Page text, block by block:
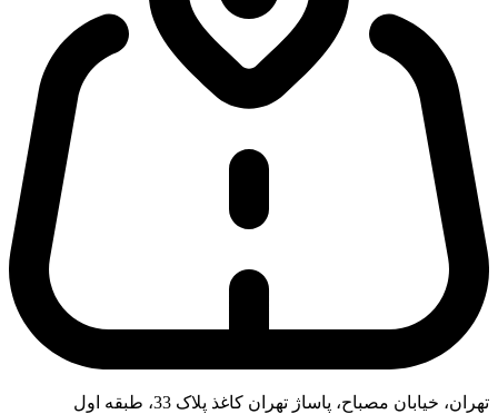
تهران، خیابان مصباح، پاساژ تهران کاغذ پلاک 33، طبقه اول